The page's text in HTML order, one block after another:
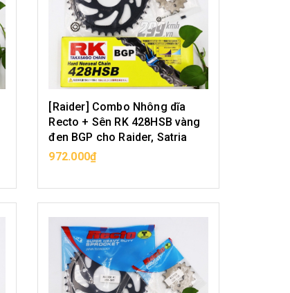
[Raider] Combo Nhông dĩa
Recto + Sên RK 428HSB vàng
đen BGP cho Raider, Satria
972.000₫
CHỌN SẢN PHẨM